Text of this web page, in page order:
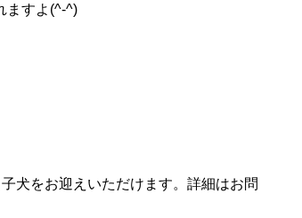
ますよ(^-^)
犬をお迎えいただけます。詳細はお問